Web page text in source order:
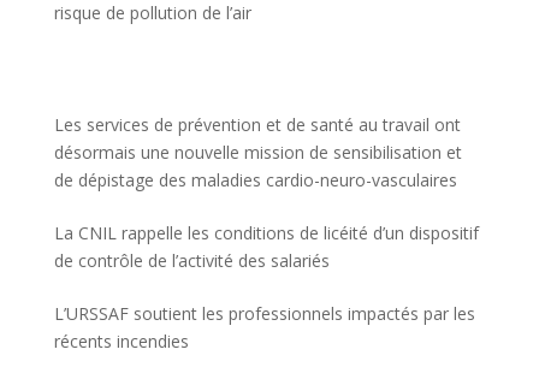
risque de pollution de l’air
Les services de prévention et de santé au travail ont
désormais une nouvelle mission de sensibilisation et
de dépistage des maladies cardio-neuro-vasculaires
La CNIL rappelle les conditions de licéité d’un dispositif
de contrôle de l’activité des salariés
L’URSSAF soutient les professionnels impactés par les
récents incendies